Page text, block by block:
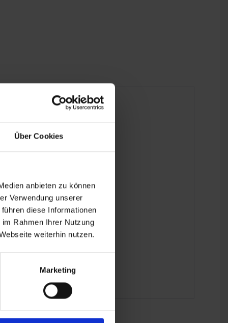
Über Cookies
anbieten zu können
Verwendung unserer
diese Informationen
Rahmen Ihrer Nutzung
weiterhin nutzen.
Marketing